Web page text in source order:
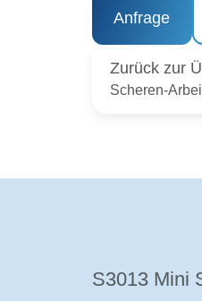
Anfrage
Zurück zur
Scheren-
S3013 Mini